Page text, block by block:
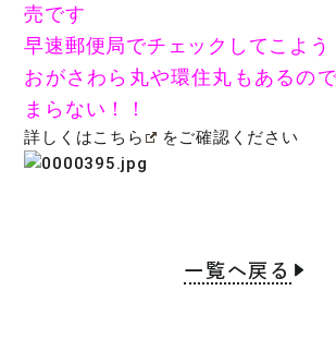
売です
早速郵便局でチェックしてこよう
おがさわら丸や環住丸もあるの
まらない！！
詳しくはこちら をご確認ください
一覧へ戻る